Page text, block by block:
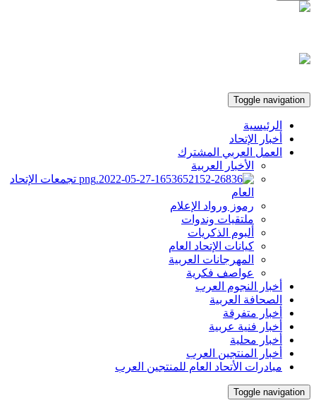
Toggle navigation
الرئيسية
أخبار الإتحاد
العمل العربي المشترك
الأخبار العربية
تجمعات الإتحاد
العام
رموز ورواد الإعلام
ملتقيات وندوات
ألبوم الذكريات
كيانات الإتحاد العام
المهرجانات العربية
عواصف فكرية
أخبار النجوم العرب
الصحافة العربية
أخبار متفرقة
أخبار فنية عربية
أخبار محلية
أخبار المنتجين العرب
مبادرات الأتحاد العام للمنتجين العرب
Toggle navigation